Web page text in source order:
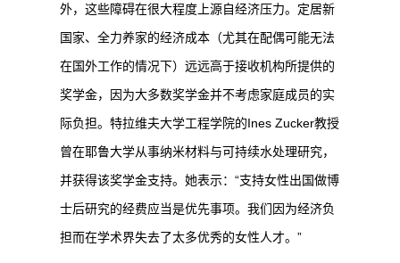
外，这些障碍在很大程度上源自经济压力。定居新
国家、全力养家的经济成本（尤其在配偶可能无法
在国外工作的情况下）远远高于接收机构所提供的
奖学金，因为大多数奖学金并不考虑家庭成员的实
际负担。特拉维夫大学工程学院的Ines Zucker教授
曾在耶鲁大学从事纳米材料与可持续水处理研究，
并获得该奖学金支持。她表示：“支持女性出国做博
士后研究的经费应当是优先事项。我们因为经济负
担而在学术界失去了太多优秀的女性人才。”